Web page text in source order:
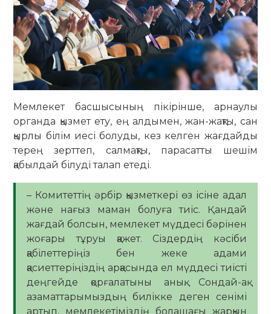
Мемлекет басшысының пікірінше, арнаулы
органда қызмет ету, ең алдымен, жан-жақты, сан
қырлы білім иесі болуды, кез келген жағдайды
терең зерттеп, салмақты, парасатты шешім
қабылдай білуді талап етеді.
– Комитеттің әрбір қызметкері өз ісіне адал
және нағыз маман болуға тиіс. Қандай
жағдай болсын, мемлекет мүддесі бәрінен
жоғары тұруы қажет. Сіздердің кәсіби
қабілеттеріңіз бен жеке адами
қасиеттеріңіздің арқасында ел мүддесі тиісті
деңгейде қорғалатыны анық. Сондай-ақ
азаматтарымыздың билікке деген сенімі
артып, мемлекетіміздің болашағы жарқын